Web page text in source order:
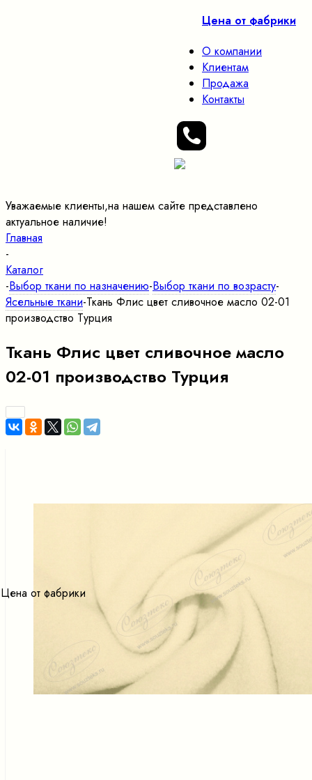
Цена от фабрики
О компании
Клиентам
Продажа
Контакты
Уважаемые клиенты,на нашем сайте представлено
актуальное наличие!
Главная
-
Каталог
-Выбор ткани по назначению-Выбор ткани по возрасту-
Ясельные ткани-Ткань Флис цвет сливочное масло 02-01
производство Турция
Ткань Флис цвет сливочное масло
02-01 производство Турция
Цена от фабрики